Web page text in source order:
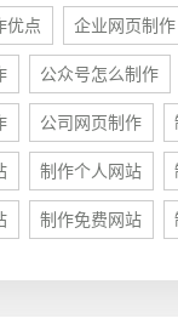
优点 企业网页制作
公众号怎么制作
公司网页制作
制作个人网站
制作免费网站
企业官网建设 ·